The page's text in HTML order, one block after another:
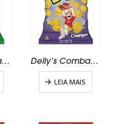
Delly’s Combat Cebola Delly’s Combat Charque 23g
LEIA MAIS